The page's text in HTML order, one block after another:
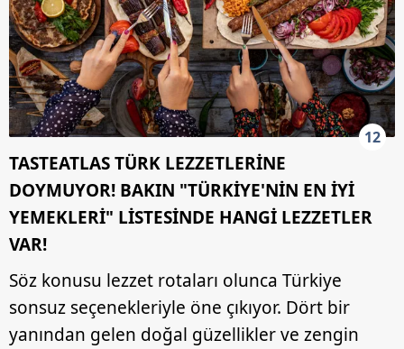
vasıtasıyla belirleyebilirsiniz. Çerezlere ilişkin detaylı bilgi
için Ayarlar butonuna tıklayabilir,Çerez Bilgilendirme
Metnimiziziyaret edebilirsiniz.
6698 sayılı Kişisel Verilerin Korunması Kanunu uyarınca
hazırlanmış Aydınlatma Metnimizi okumak ve sitemizde
ilgili mevzuata uygun olarak kullanılan çerezlerle ilgili bilgi
almak için lütfentıklayınız.
12
TASTEATLAS TÜRK LEZZETLERİNE
DOYMUYOR! BAKIN "TÜRKİYE'NİN EN İYİ
YEMEKLERİ" LİSTESİNDE HANGİ LEZZETLER
VAR!
Söz konusu lezzet rotaları olunca Türkiye
sonsuz seçenekleriyle öne çıkıyor. Dört bir
yanından gelen doğal güzellikler ve zengin